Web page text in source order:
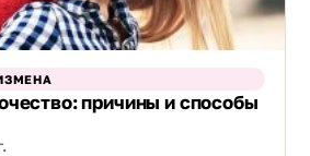
причины и способы